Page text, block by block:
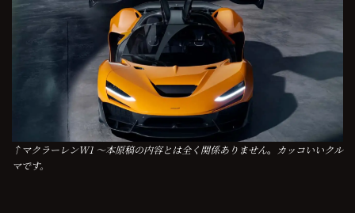
↑マクラーレンW1 〜本原稿の内容とは全く関係ありません。
カッコいいクル
マです。